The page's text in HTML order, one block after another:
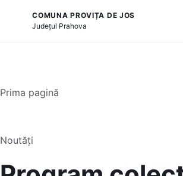
COMUNA PROVIȚA DE JOS
Județul Prahova
Prima pagină
Noutăți